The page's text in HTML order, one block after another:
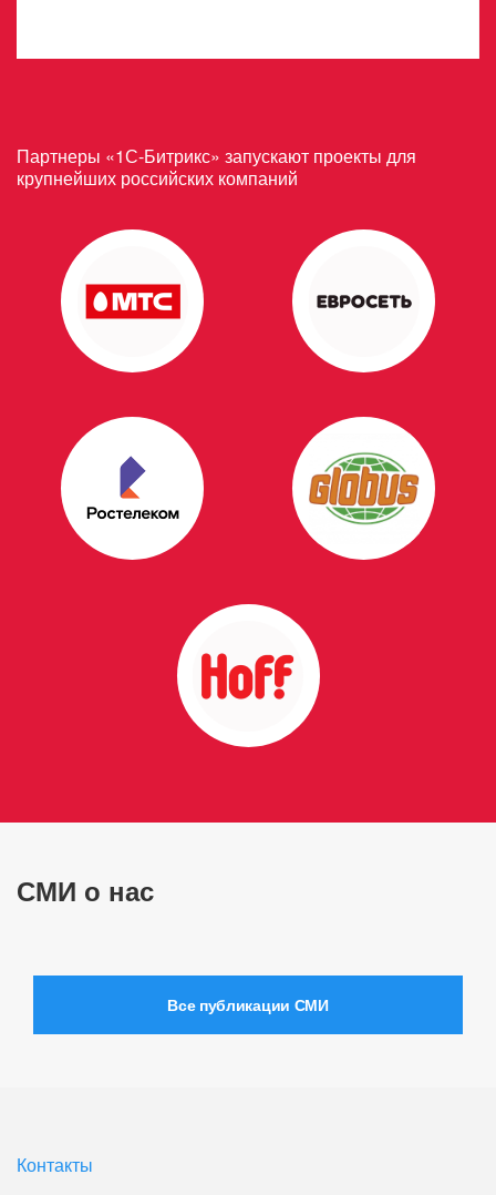
Партнеры «1С-Битрикс» запускают проекты для
крупнейших российских компаний
СМИ о нас
Все публикации СМИ
Контакты